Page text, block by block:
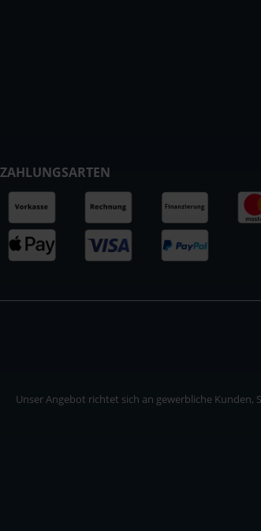
ZAHLUNGSARTEN
Unser Angebot richtet sich an gewerbliche